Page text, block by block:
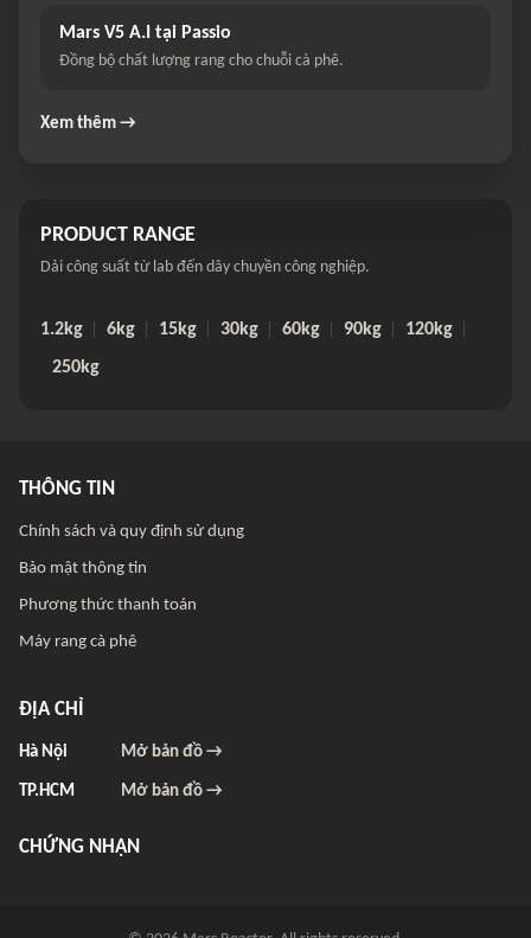
Mars V5 A.I tại Passio
Đồng bộ chất lượng rang cho chuỗi cà phê.
Xem thêm →
PRODUCT RANGE
Dải công suất từ lab đến dây chuyền công nghiệp.
1.2kg 6kg 15kg 30kg 60kg 90kg
120kg
250kg
THÔNG TIN
Chính sách và quy định sử dụng
Bảo mật thông tin
Phương thức thanh toán
Máy rang cà phê
ĐỊA CHỈ
Hà Nội Mở bản đồ →
TP.HCM Mở bản đồ →
CHỨNG NHẬN